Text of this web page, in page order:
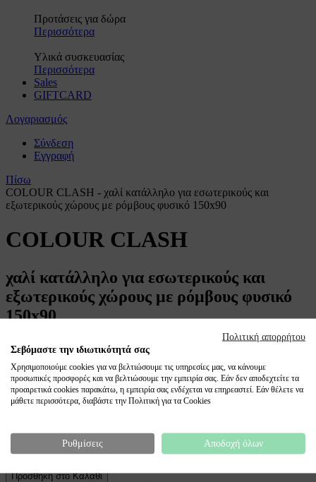
Προτάσεις για δώρα
Περισσότερα
Υλικά συσκευασίας
Περισσότερα
Sales
GIFTCARD
Λογαριασμός
Σύνδεση
Εγγραφή
Πίσω
COLOUR CLASH - χαλί κατάλληλο για εσωτερικούς και
εξωτερικούς χώρους με ρόμβους φυσικό 150x90
COLOUR CLASH
χαλί κατάλληλο για εσωτερικούς και
εξωτερικούς χώρους με ρόμβους φυσικό
150x90
24,99 €
Περιλαμβάνει Φ.Π.Α.
Κωδικός Προϊόντος: 000000001000338258
Ημέρες Παράδοσης: Από 2 εώς 5 εργάσιμες ημέρες
Προσθήκη στο Καλάθι
Πολιτική απορρήτου
Σεβόμαστε την ιδιωτικότητά σας
Χρησιμοποιούμε cookies για να βελτιώσουμε τις υπηρεσίες μας, να κάνουμε
προσωπικές προσφορές και να βελτιώσουμε την εμπειρία σας. Εάν δεν αποδεχτείτε τα
προαιρετικά cookies παρακάτω, η εμπειρία σας ενδέχεται να επηρεαστεί. Εάν θέλετε να
μάθετε περισσότερα, διαβάστε την Πολιτική για τα Cookies
Ρυθμίσεις Αποδοχή όλων